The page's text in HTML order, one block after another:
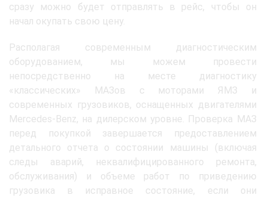
сразу можно будет отправлять в рейс, чтобы он
начал окупать свою цену.
Располагая современным диагностическим
оборудованием, мы можем провести
непосредственно на месте диагностику
«классических» МАЗов с моторами ЯМЗ и
современных грузовиков, оснащенных двигателями
Mercedes-Benz, на дилерском уровне. Проверка МАЗ
перед покупкой завершается предоставлением
детального отчета о состоянии машины (включая
следы аварий, неквалифицированного ремонта,
обслуживания) и объеме работ по приведению
грузовика в исправное состояние, если они